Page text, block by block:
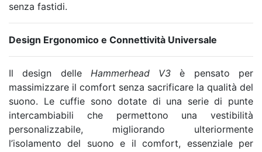
senza fastidi.
Design Ergonomico e Connettività Universale
Il design delle Hammerhead V3 è pensato per
massimizzare il comfort senza sacrificare la qualità del
suono. Le cuffie sono dotate di una serie di punte
intercambiabili che permettono una vestibilità
personalizzabile, migliorando ulteriormente
l’isolamento del suono e il comfort, essenziale per